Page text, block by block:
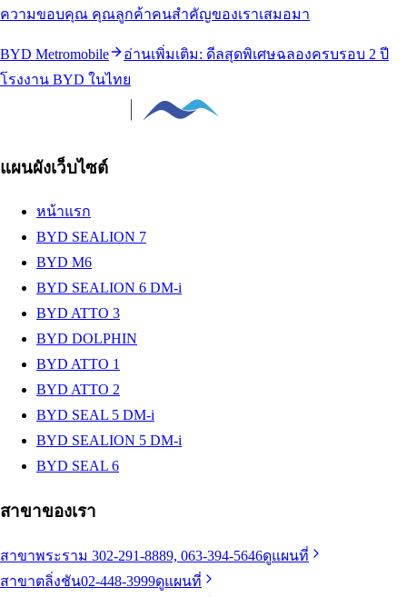
ความขอบคุณ คุณลูกค้าคนสำคัญของเราเสมอมา
BYD Metromobile อ่านเพิ่มเติม: ดีลสุดพิเศษฉลองครบรอบ 2 ปี
โรงงาน BYD ในไทย
แผนผังเว็บไซต์
หน้าแรก
BYD SEALION 7
BYD M6
BYD SEALION 6 DM-i
BYD ATTO 3
BYD DOLPHIN
BYD ATTO 1
BYD ATTO 2
BYD SEAL 5 DM-i
BYD SEALION 5 DM-i
BYD SEAL 6
สาขาของเรา
สาขาพระราม 302-291-8889, 063-394-5646ดูแผนที่
สาขาตลิ่งชัน02-448-3999ดูแผนที่